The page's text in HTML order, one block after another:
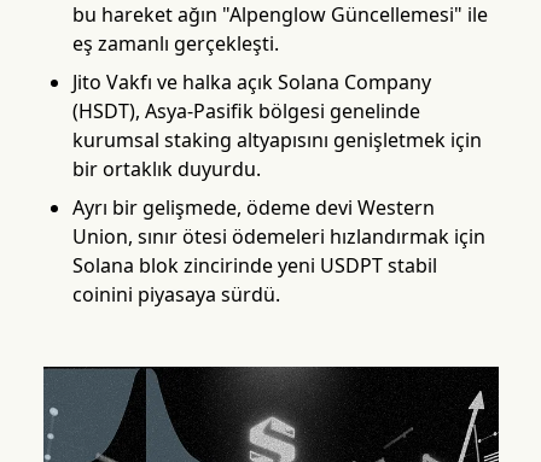
bu hareket ağın "Alpenglow Güncellemesi" ile
eş zamanlı gerçekleşti.
Jito Vakfı ve halka açık Solana Company
(HSDT), Asya-Pasifik bölgesi genelinde
kurumsal staking altyapısını genişletmek için
bir ortaklık duyurdu.
Ayrı bir gelişmede, ödeme devi Western
Union, sınır ötesi ödemeleri hızlandırmak için
Solana blok zincirinde yeni USDPT stabil
coinini piyasaya sürdü.